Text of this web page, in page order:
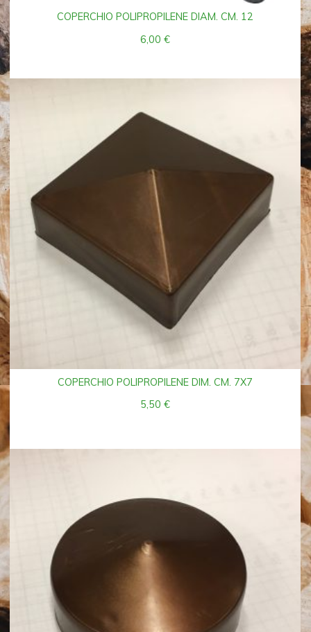
COPERCHIO POLIPROPILENE DIAM. CM. 12
6,00€
COPERCHIO POLIPROPILENE DIM. CM. 7X7
5,50€